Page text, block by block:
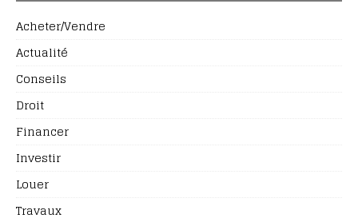
Acheter/Vendre
Actualité
Conseils
Droit
Financer
Investir
Louer
Travaux